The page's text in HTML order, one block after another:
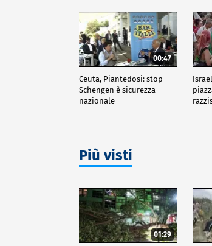
00:47
Ceuta, Piantedosi: stop
Schengen è sicurezza
nazionale
Più visti
01:29